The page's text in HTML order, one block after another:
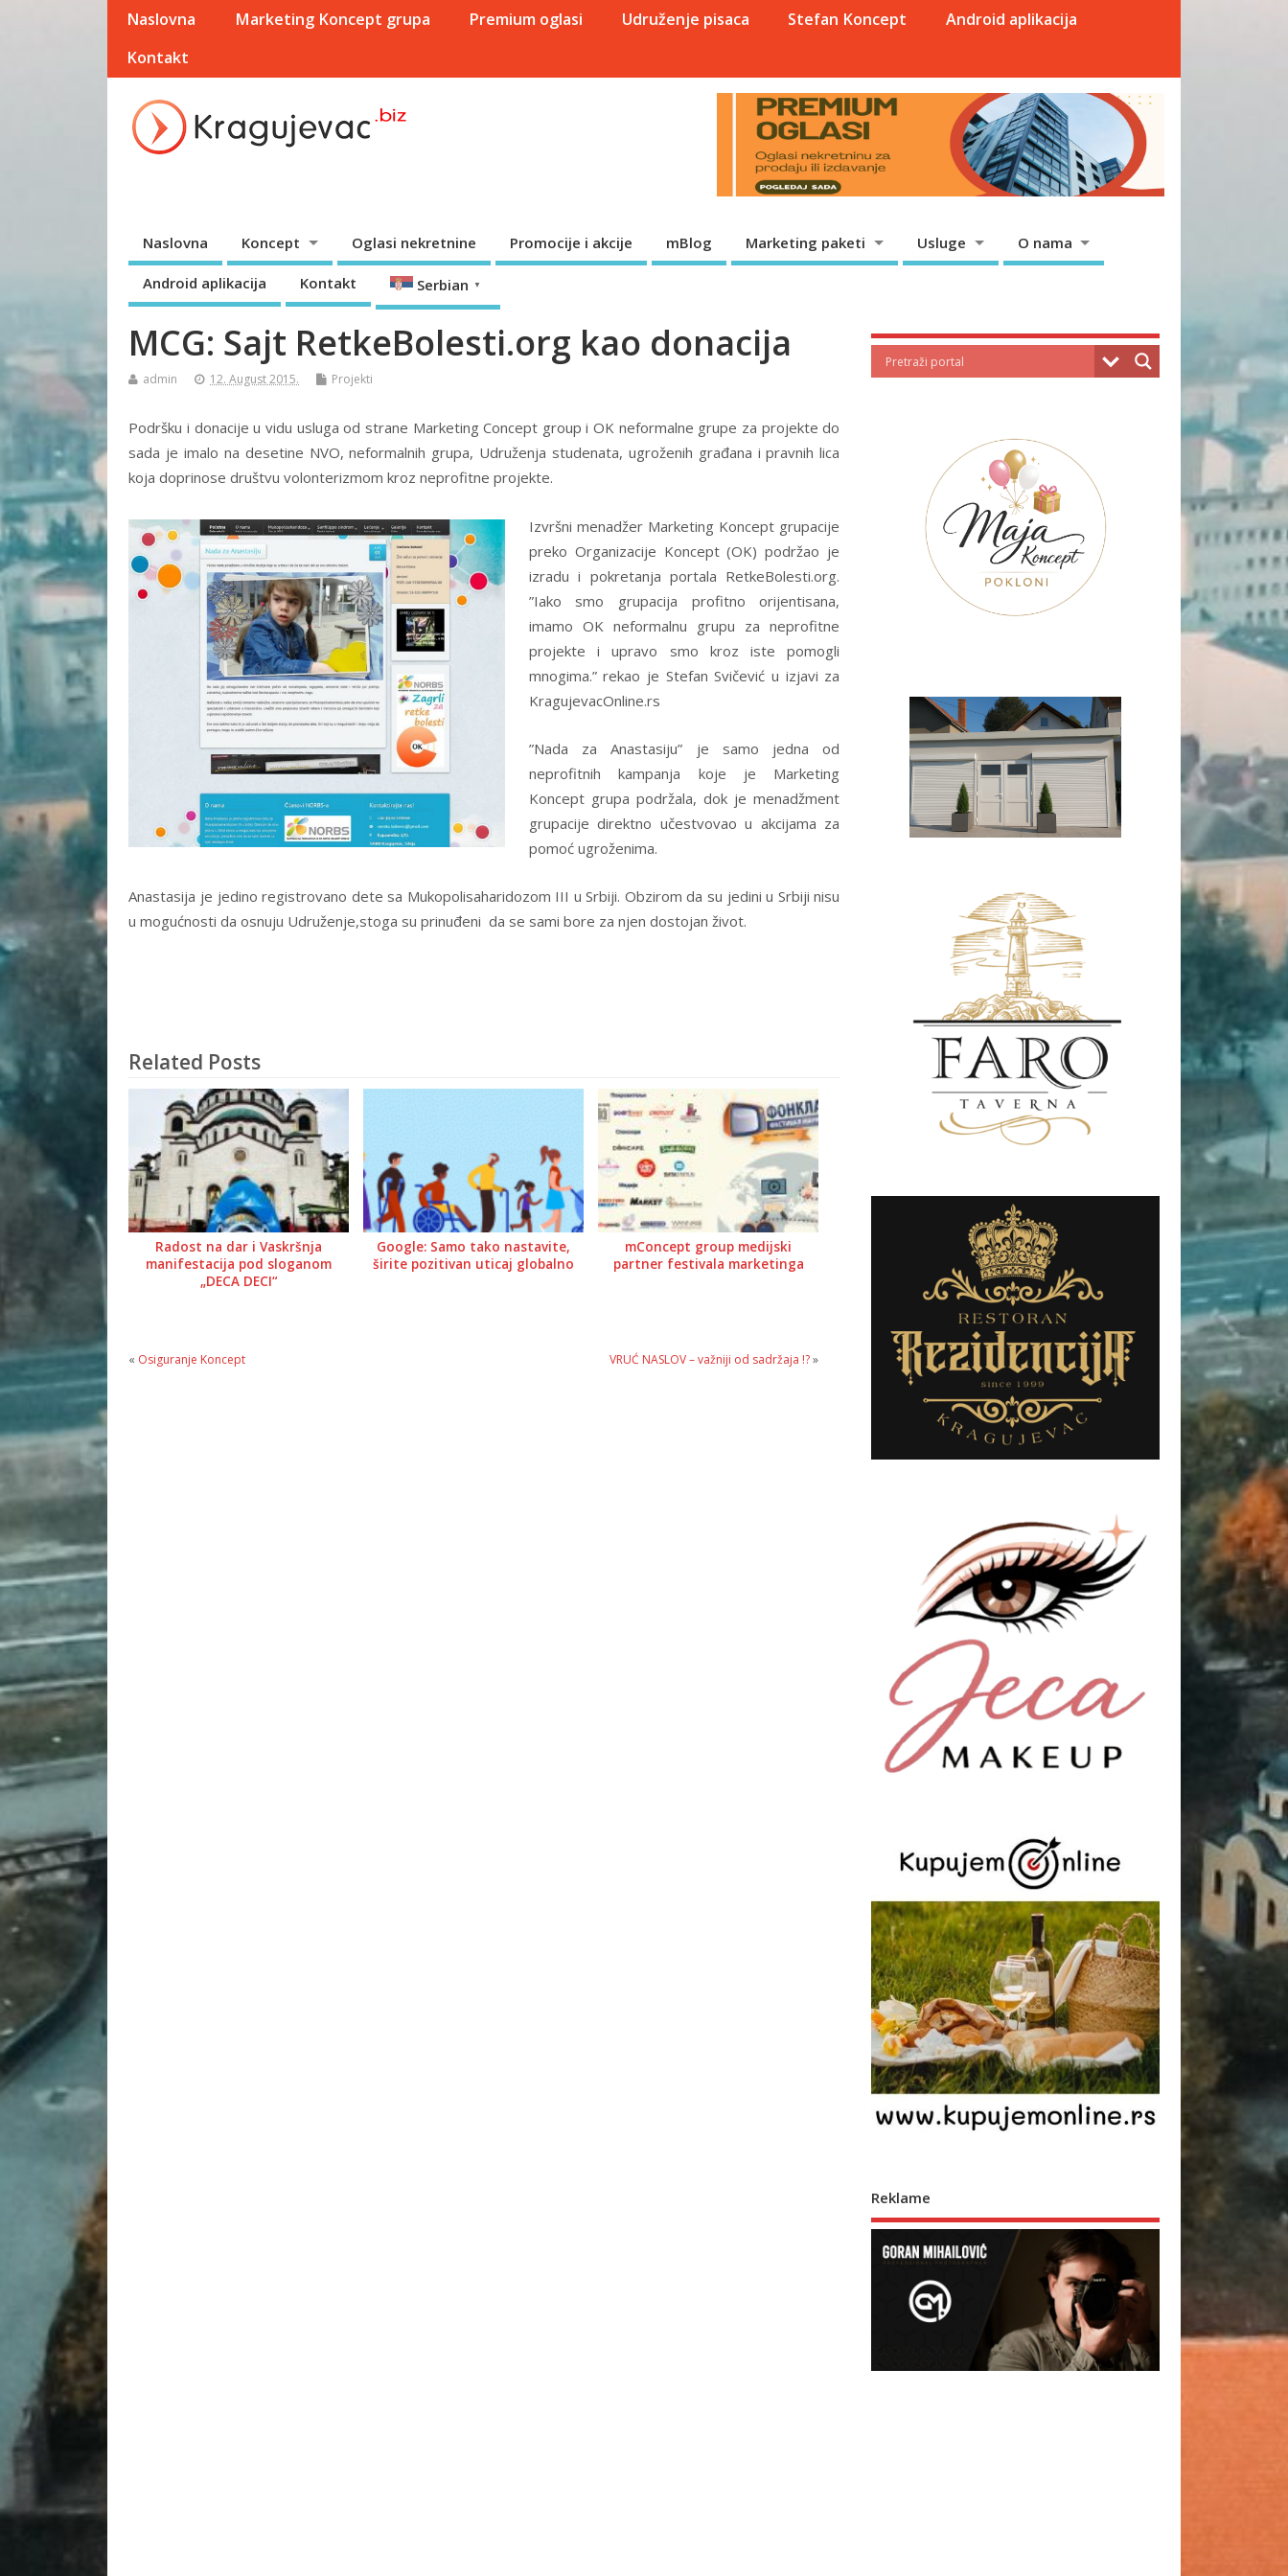
Naslovna Marketing Koncept grupa Premium oglasi Udruženje pisaca Stefan Koncept
Android aplikacija
Kontakt
Naslovna Koncept Oglasi nekretnine Promocije i akcije mBlog Marketing paketi Usluge O nama
Android aplikacija Kontakt Serbian ▼
MCG: Sajt RetkeBolesti.org kao donacija
admin 12. August 2015. Projekti
Podršku i donacije u vidu usluga od strane Marketing Concept group i OK neformalne grupe za projekte do
sada je imalo na desetine NVO, neformalnih grupa, Udruženja studenata, ugroženih građana i pravnih lica
koja doprinose društvu volonterizmom kroz neprofitne projekte.
Izvršni menadžer Marketing Koncept grupacije
preko Organizacije Koncept (OK) podržao je
izradu i pokretanja portala RetkeBolesti.org.
”Iako smo grupacija profitno orijentisana,
imamo OK neformalnu grupu za neprofitne
projekte i upravo smo kroz iste pomogli
mnogima.” rekao je Stefan Svičević u izjavi za
KragujevacOnline.rs
”Nada za Anastasiju” je samo jedna od
neprofitnih kampanja koje je Marketing
Koncept grupa podržala, dok je menadžment
grupacije direktno učestvovao u akcijama za
pomoć ugroženima.
Anastasija je jedino registrovano dete sa Mukopolisaharidozom III u Srbiji. Obzirom da su jedini u Srbiji nisu
u mogućnosti da osnuju Udruženje,stoga su prinuđeni da se sami bore za njen dostojan život.
Related Posts
Radost na dar i Vaskršnja
manifestacija pod sloganom
„DECA DECI“
Google: Samo tako nastavite,
širite pozitivan uticaj globalno
mConcept group medijski
partner festivala marketinga
« Osiguranje Koncept VRUĆ NASLOV – važniji od sadržaja !?»
Reklame